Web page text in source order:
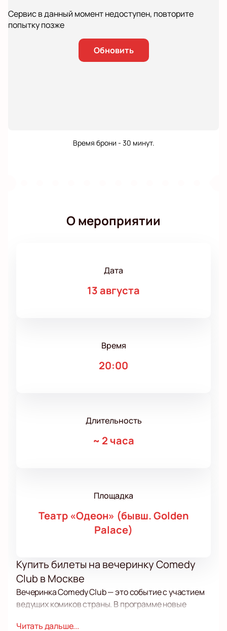
Сервис в данный момент недоступен, повторите
попытку позже
Обновить
Время брони - 30 минут.
О мероприятии
Дата
13 августа
Время
20:00
Длительность
~ 2 часа
Площадка
Театр «Одеон» (бывш. Golden
Palace)
Купить билеты на вечеринку Comedy
Club в Москве
Вечеринка Comedy Club — это событие с участием
ведущих комиков страны. В программе новые
нашем сайте можно
Читать дальше...